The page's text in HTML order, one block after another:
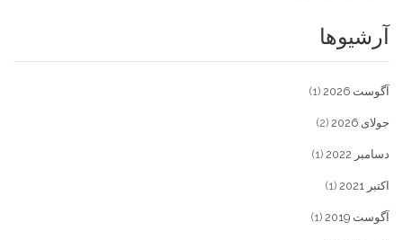
آرشیوها
آگوست 2026 (1)
جولای 2026 (2)
دسامبر 2022 (1)
اکتبر 2021 (1)
آگوست 2019 (1)